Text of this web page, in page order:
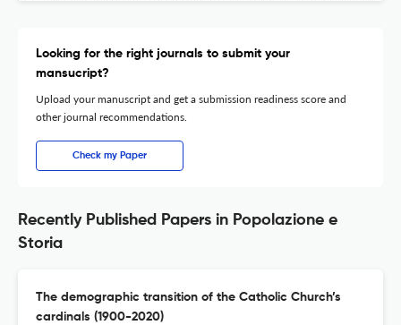
Looking for the right journals to submit your
mansucript?
Upload your manuscript and get a submission readiness score and
other journal recommendations.
Check my Paper
Recently Published Papers in Popolazione e
Storia
The demographic transition of the Catholic Church’s
cardinals (1900-2020)